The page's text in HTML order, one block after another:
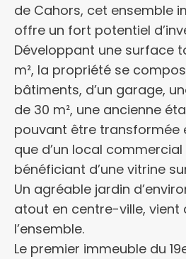
de Cahors, cet ensemble
offre un fort potentiel
Développant une surface
m², la propriété se
bâtiments, d’un garage,
de 30 m², une ancienne
pouvant être transformée
que d’un local commercial
bénéficiant d’une vitrine
Un agréable jardin
atout en centre-ville, vient
l’ensemble.
Le premier immeuble du